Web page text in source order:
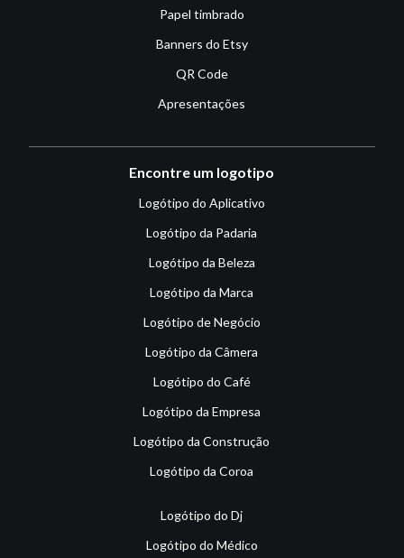
Papel timbrado
Banners do Etsy
QR Code
Apresentações
Encontre um logotipo
Logótipo do Aplicativo
Logótipo da Padaria
Logótipo da Beleza
Logótipo da Marca
Logótipo de Negócio
Logótipo da Câmera
Logótipo do Café
Logótipo da Empresa
Logótipo da Construção
Logótipo da Coroa
Logótipo do Dj
Logótipo do Médico